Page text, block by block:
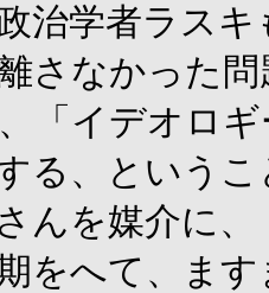
治学者ラス
さなかった
「イデオロ
る、という
んを媒介に、
をへて、ま